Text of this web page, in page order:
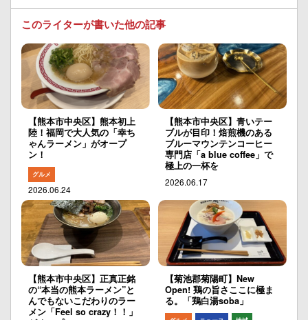
このライターが書いた他の記事
【熊本市中央区】熊本初上
陸！福岡で大人気の「幸ち
ゃんラーメン」がオープ
ン！
グルメ
2026.06.24
【熊本市中央区】青いテー
ブルが目印！焙煎機のある
ブルーマウンテンコーヒー
専門店「a blue coffee」で
極上の一杯を
2026.06.17
【熊本市中央区】正真正銘
の“本当の熊本ラーメン”と
んでもないこだわりのラー
メン「Feel so crazy！！」
【菊池郡菊陽町】New
Open! 鶏の旨さここに極ま
る。「鶏白湯soba」